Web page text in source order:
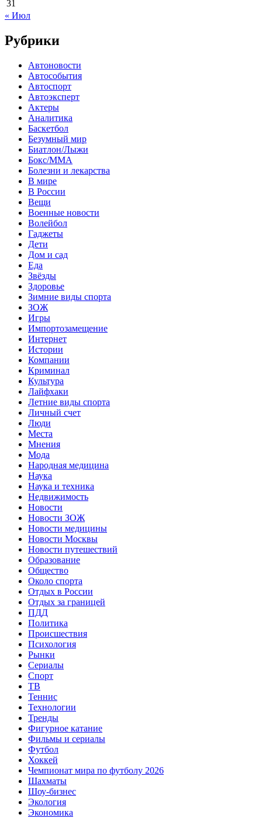
31
« Июл
Рубрики
Автоновости
Автособытия
Автоспорт
Автоэксперт
Актеры
Аналитика
Баскетбол
Безумный мир
Биатлон/Лыжи
Бокс/MMA
Болезни и лекарства
В мире
В России
Вещи
Военные новости
Волейбол
Гаджеты
Дети
Дом и сад
Еда
Звёзды
Здоровье
Зимние виды спорта
ЗОЖ
Игры
Импортозамещение
Интернет
Истории
Компании
Криминал
Культура
Лайфхаки
Летние виды спорта
Личный счет
Люди
Места
Мнения
Мода
Народная медицина
Наука
Наука и техника
Недвижимость
Новости
Новости ЗОЖ
Новости медицины
Новости Москвы
Новости путешествий
Образование
Общество
Около спорта
Отдых в России
Отдых за границей
ПДД
Политика
Происшествия
Психология
Рынки
Сериалы
Спорт
ТВ
Теннис
Технологии
Тренды
Фигурное катание
Фильмы и сериалы
Футбол
Хоккей
Чемпионат мира по футболу 2026
Шахматы
Шоу-бизнес
Экология
Экономика